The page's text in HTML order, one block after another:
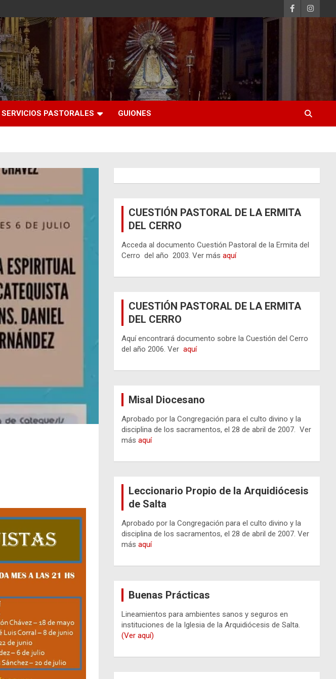
SERVICIOS PASTORALES GUIONES
CUESTIÓN PASTORAL DE LA ERMITA
DEL CERRO
Acceda al documento Cuestión Pastoral de la Ermita del
Cerro del año 2003. Ver másaquí
CUESTIÓN PASTORAL DE LA ERMITA
DEL CERRO
Aquí encontrará documento sobre la Cuestión del Cerro
del año 2006. Veraquí
Misal Diocesano
Aprobado por la Congregación para el culto divino y la
disciplina de los sacramentos, el 28 de abril de 2007. Ver
másaquí
Leccionario Propio de la Arquidiócesis
de Salta
Aprobado por la Congregación para el culto divino y la
disciplina de los sacramentos, el 28 de abril de 2007. Ver
másaquí
Buenas Prácticas
Lineamientos para ambientes sanos y seguros en
instituciones de la Iglesia de la Arquidiócesis de Salta.
(Ver aquí)